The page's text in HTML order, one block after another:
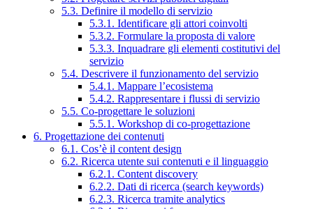
5.3. Definire il modello di servizio
5.3.1. Identificare gli attori coinvolti
5.3.2. Formulare la proposta di valore
5.3.3. Inquadrare gli elementi costitutivi del
servizio
5.4. Descrivere il funzionamento del servizio
5.4.1. Mappare l’ecosistema
5.4.2. Rappresentare i flussi di servizio
5.5. Co-progettare le soluzioni
5.5.1. Workshop di co-progettazione
6. Progettazione dei contenuti
6.1. Cos’è il content design
6.2. Ricerca utente sui contenuti e il linguaggio
6.2.1. Content discovery
6.2.2. Dati di ricerca (search keywords)
6.2.3. Ricerca tramite analytics